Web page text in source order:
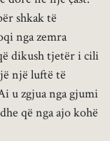
shkak të
nga zemra
dikush tjetër i cili
një luftë të
u zgjua nga gjumi
që nga ajo kohë